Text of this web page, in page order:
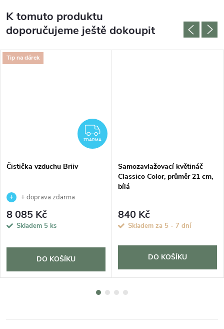
K tomuto produktu
doporučujeme ještě dokoupit
Tip na dárek
ZDARMA
ZDARMA
Čistička vzduchu Briiv
+ doprava zdarma
8 085 Kč
Skladem 5 ks
DO KOŠÍKU
Samozavlažovací květináč
Classico Color, průměr 21 cm,
bílá
840 Kč
Skladem za 5 - 7 dní
DO KOŠÍKU